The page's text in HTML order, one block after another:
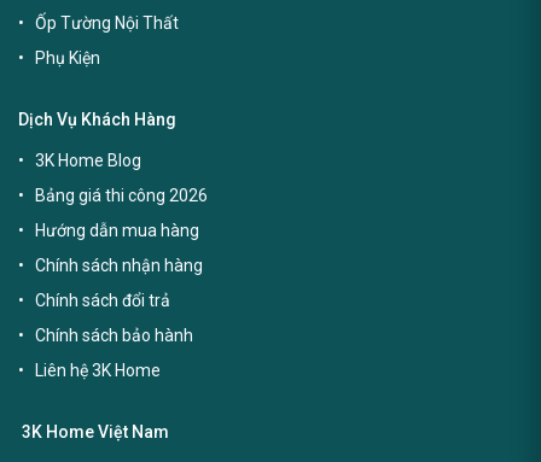
Ốp Tường Nội Thất
Phụ Kiện
Dịch Vụ Khách Hàng
3K Home Blog
Bảng giá thi công 2026
Hướng dẫn mua hàng
Chính sách nhận hàng
Chính sách đổi trả
Chính sách bảo hành
Liên hệ 3K Home
3K Home Việt Nam